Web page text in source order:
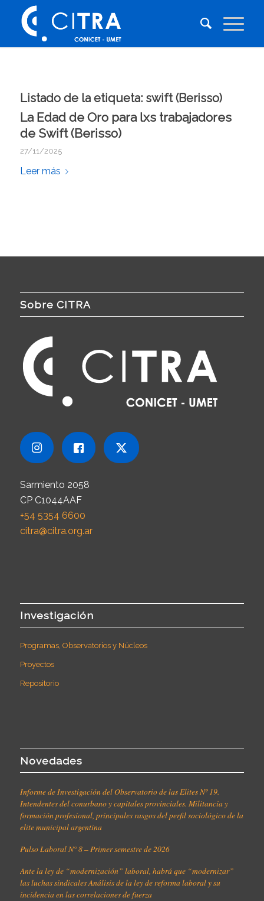
Listado de la etiqueta: swift (Berisso)
La Edad de Oro para lxs trabajadores
de Swift (Berisso)
27/11/2025
Leer más
Sobre CITRA
Sarmiento 2058
CP C1044AAF
+54 5354 6600
citra@citra.org.ar
Investigación
Programas, Observatorios y Núcleos
Proyectos
Repositorio
Novedades
Informe de Investigación del Observatorio de las Elites Nº 19.
Intendentes del conurbano y capitales provinciales. Militancia y
formación profesional, principales rasgos del perfil sociológico de la
elite municipal argentina
Pulso Laboral N° 8 – Primer semestre de 2026
Ante la ley de “modernización” laboral, habrá que “modernizar”
las luchas sindicales Análisis de la ley de reforma laboral y su
incidencia en las correlaciones de fuerza